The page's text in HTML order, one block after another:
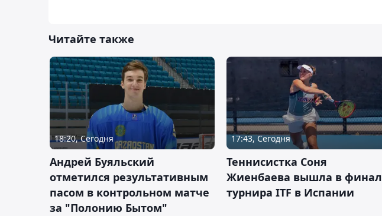
Читайте также
18:20, Сегодня
Андрей Буяльский
отметился результативным
пасом в контрольном матче
за "Полонию Бытом"
17:43, Сегодня
Теннисистка Соня
Жиенбаева вышла в финал
турнира ITF в Испании